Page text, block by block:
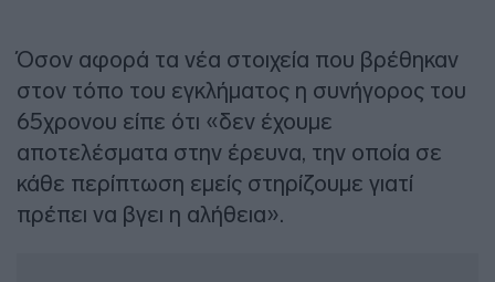
Όσον αφορά τα νέα στοιχεία που βρέθηκαν
στον τόπο του εγκλήματος η συνήγορος του
65χρονου είπε ότι «δεν έχουμε
αποτελέσματα στην έρευνα, την οποία σε
κάθε περίπτωση εμείς στηρίζουμε γιατί
πρέπει να βγει η αλήθεια».